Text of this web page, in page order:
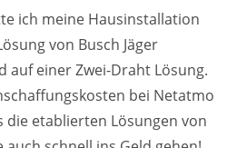
ich meine Hausinstallation
von Busch Jäger
auf einer Zwei-Draht Lösung.
bei Netatmo
die etablierten Lösungen von